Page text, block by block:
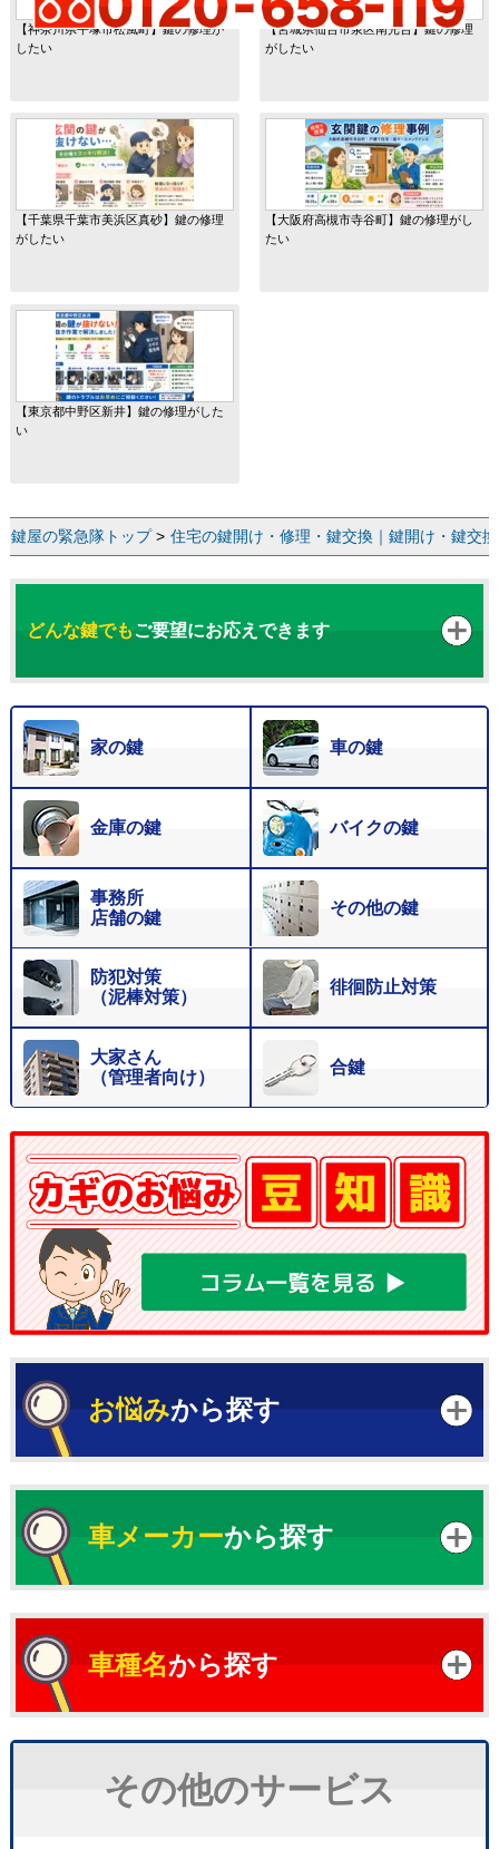
【神奈川県平塚市松風町】鍵の修理が
したい
【宮城県仙台市泉区南光台】鍵の修理
がしたい
【千葉県千葉市美浜区真砂】鍵の修理
がしたい
【大阪府高槻市寺谷町】鍵の修理がし
たい
【東京都中野区新井】鍵の修理がした
い
鍵屋の緊急隊トップ> 住宅の鍵開け・修理・鍵交換｜鍵開け・鍵交
どんな鍵でもご要望にお応えできます
家の鍵 車の鍵
金庫の鍵 バイクの鍵
事務所
店舗の鍵
その他の鍵
防犯対策
（泥棒対策）
徘徊防止対策
大家さん
（管理者向け）
合鍵
お悩みから探す
車メーカーから探す
車種名から探す
その他のサービス